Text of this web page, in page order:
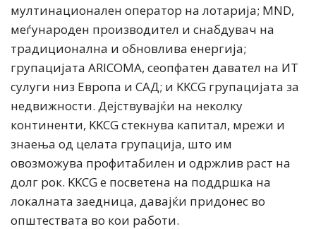
мултинационален оператор на лотарија; MND,
меѓународен производител и снабдувач на
традиционална и обновлива енергија;
групацијата ARICOMA, сеопфатен давател на ИТ
сулуги низ Европа и САД; и KKCG групацијата за
недвижности. Дејствувајќи на неколку
континенти, KKCG стекнува капитал, мрежи и
знаења од целата групација, што им
овозможува профитабилен и одржлив раст на
долг рок. KKCG е посветена на поддршка на
локалната заедница, давајќи придонес во
општествата во кои работи.